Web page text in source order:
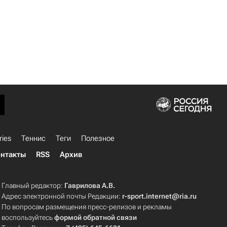
Теннис Теги
Полезное
RSS Архив
Главный редактор: Гаврилова А.В.
Адрес электронной почты Редакции: r-sport.internet@ria.ru
По вопросам размещения пресс-релизов и рекламы
воспользуйтесьформой обратной связи